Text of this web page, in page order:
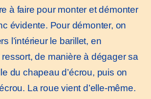
à faire pour monter et démonter
évidente. Pour démonter, on
l’intérieur le barillet, en
de manière à dégager sa
du chapeau d’écrou, puis on
La roue vient d’elle-même.